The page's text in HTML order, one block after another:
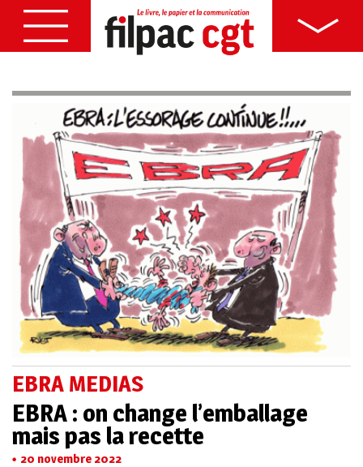
EBRA MEDIAS
EBRA : on change l’emballage
mais pas la recette
20 novembre 2022